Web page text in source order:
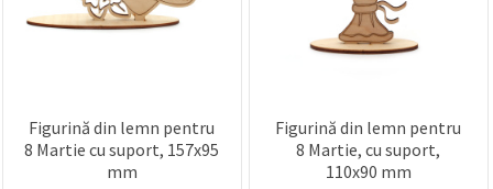
Figurină din lemn pentru
8 Martie cu suport, 157x95
mm
Figurină din lemn pentru
8 Martie, cu suport,
110x90 mm